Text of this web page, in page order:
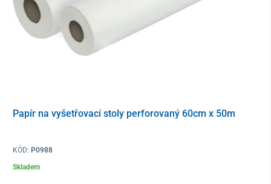
Papír na vyšetřovací stoly perforovaný 60cm x 50m
KÓD: P0988
Skladem